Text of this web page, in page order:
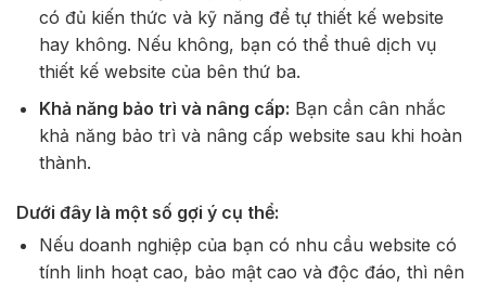
có đủ kiến thức và kỹ năng để tự thiết kế website
hay không. Nếu không, bạn có thể thuê dịch vụ
thiết kế website của bên thứ ba.
Khả năng bảo trì và nâng cấp: Bạn cần cân nhắc
khả năng bảo trì và nâng cấp website sau khi hoàn
thành.
Dưới đây là một số gợi ý cụ thể:
Nếu doanh nghiệp của bạn có nhu cầu website có
tính linh hoạt cao, bảo mật cao và độc đáo, thì nên